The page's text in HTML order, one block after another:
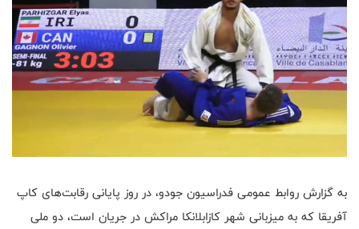
به گزارش روابط عمومی فدراسیون جودو، در روز پایانی رقابت‌های کاپ
آفریقا که به میزبانی شهر کازابلانکا مراکش در جریان است، دو ملی